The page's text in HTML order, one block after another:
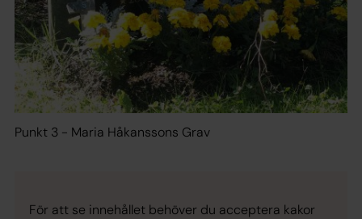
Punkt 3 - Maria Håkanssons Grav
För att se innehållet behöver du acceptera kakor